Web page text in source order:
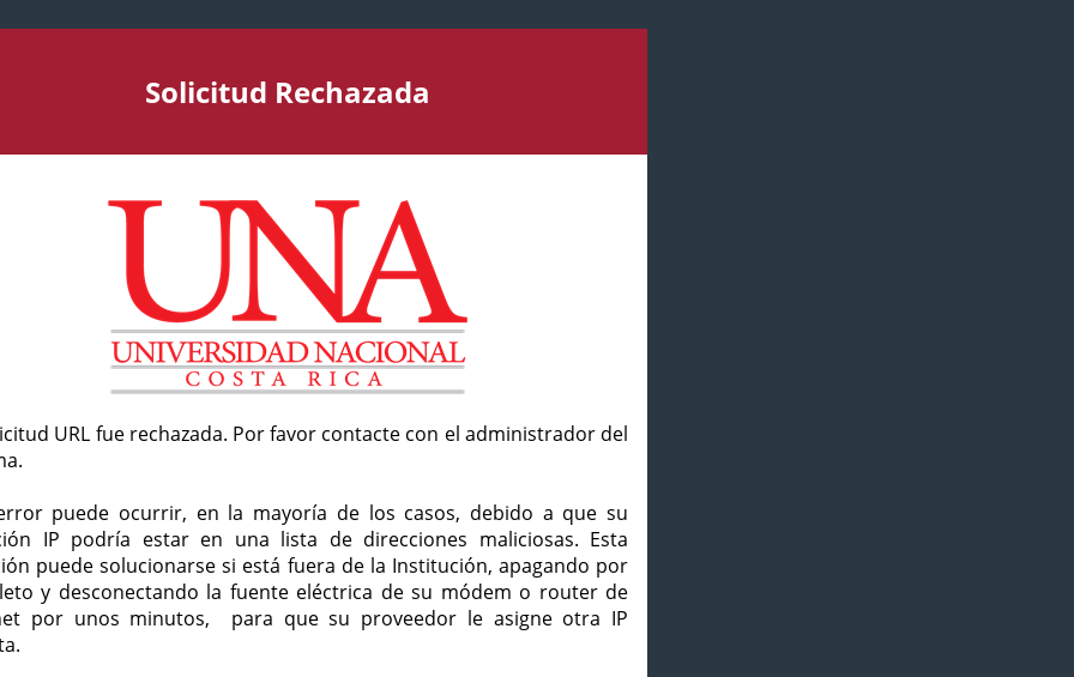
Solicitud Rechazada
URL fue rechazada. Por favor contacte con el administrador del
puede ocurrir, en la mayoría de los casos, debido a que su
IP podría estar en una lista de direcciones maliciosas. Esta
puede solucionarse si está fuera de la Institución, apagando por
y desconectando la fuente eléctrica de su módem o router de
por unos minutos, para que su proveedor le asigne otra IP